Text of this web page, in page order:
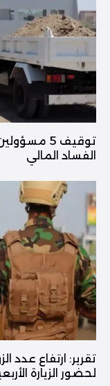
توقيف 5
الفساد المالي
تقرير: ارتفاع عدد
لحضور الزيارة